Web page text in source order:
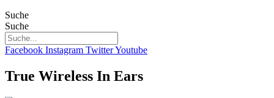
Suche
Suche
Facebook Instagram TwitterYoutube
True Wireless In Ears